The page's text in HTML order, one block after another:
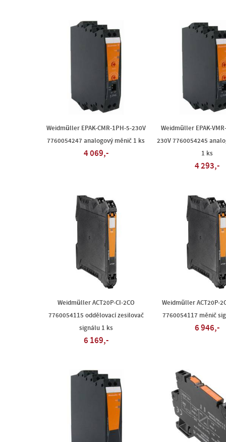
Weidmüller EPAK-CMR-1PH-5-230V
7760054247 analogový měnič 1 ks
4 069,-
Weidmüller EPAK-
230V 7760054245
1 ks
4 293,-
Weidmüller ACT20P-CI-2CO
7760054115 oddělovací zesilovač
signálu 1 ks
6 169,-
Weidmüller ACT20P-
7760054117 měnič
6 946,-